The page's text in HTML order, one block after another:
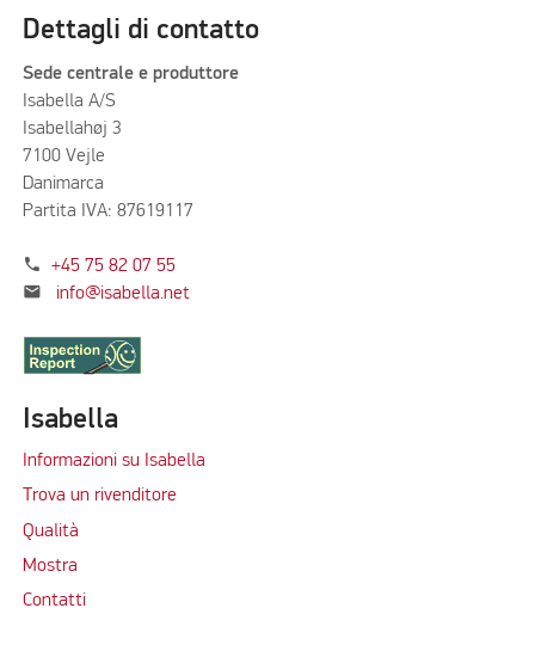
Dettagli di contatto
Sede centrale e produttore
Isabella A/S
Isabellahøj 3
7100 Vejle
Danimarca
Partita IVA: 87619117
phone +45 75 82 07 55
mail info@isabella.net
Isabella
Informazioni su Isabella
Trova un rivenditore
Qualità
Mostra
Contatti